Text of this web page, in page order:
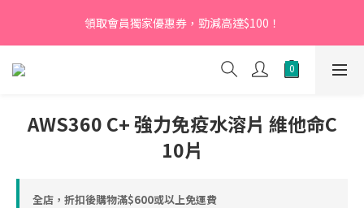
【新會員】即日起至2026月12月31日，首次下單輸入優惠碼
「NEW95」即可享95折
領取會員獨家優惠券，勁減高達$100！
【新會員】即日起至2026月12月31日，首次下單輸入優惠碼
「NEW95」即可享95折
AWS360 C+ 強力免疫水溶片 維他命C
10片
全店，折扣後購物滿$600或以上免運費